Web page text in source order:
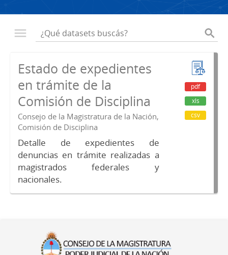
Estado de expedientes
en trámite de la
Comisión de Disciplina
Consejo de la Magistratura de la Nación,
Comisión de Disciplina
Detalle de expedientes de
denuncias en trámite realizadas a
magistrados federales y
nacionales.
pdf
xls
csv